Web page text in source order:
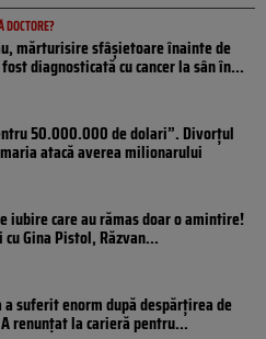
DOCTORE?
mărturisire sfâșietoare înainte de
diagnosticată cu cancer la sân în...
50.000.000 de dolari”. Divorțul
atacă averea milionarului
iubire care au rămas doar o amintire!
Gina Pistol, Răzvan...
suferit enorm după despărțirea de
renunțat la carieră pentru...